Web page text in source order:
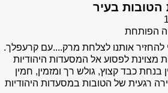
הטובות בעיר
הפותחת
להחזיר אותנו לצלחת מרק....עם קרעפלך.
מצוינת לפסוע אל המסעדות היהודיות
בנחת כבד קצוץ, גולש רך ומזמין, חמין
רגעית של הטובות במסעדות היהודיות